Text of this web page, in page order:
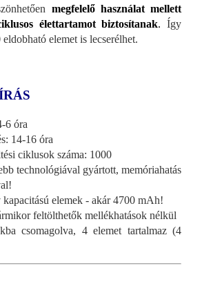
megfelelő használat mellett
élettartamot biztosítanak. Így
elemet is lecserélhet.
6 óra
14-16 óra
ciklusok száma: 1000
technológiával gyártott, memóriahatás
elemek - akár 4700 mAh!
feltölthetők mellékhatások nélkül
csomagolva, 4 elemet tartalmaz (4